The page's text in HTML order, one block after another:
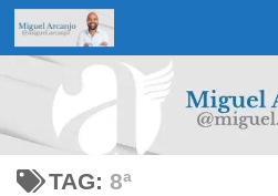
Skip to content
TAG: 8ª